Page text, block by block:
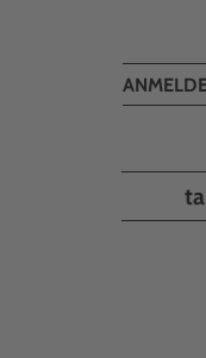
Toggle